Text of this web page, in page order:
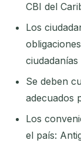
CBI del
Los
ciudadanías
Se deben
adecuados
Los
el país: